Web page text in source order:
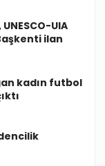
UIA
ilan
kadın futbol